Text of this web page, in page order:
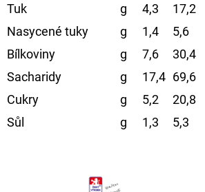
Tuk
g 4,3
17,2
Nasycené tuky
g 1,4
5,6
Bílkoviny
g 7,6
30,4
Sacharidy
g 17,4 69,6
Cukry
g 5,2
20,8
Sůl
g 1,3 5,3